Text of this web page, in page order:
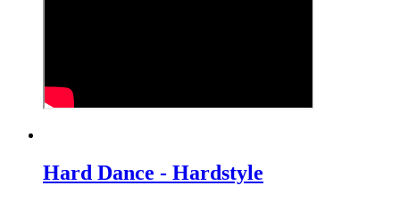
Hard Dance - Hardstyle